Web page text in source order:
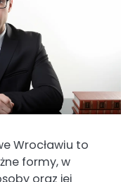
Wrocławiu to
formy, w
oraz jej